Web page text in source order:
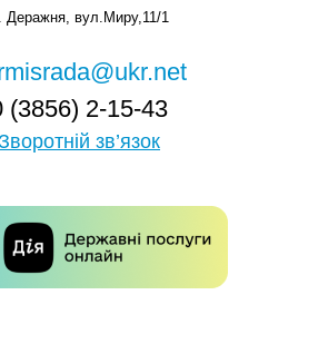
Деражня, вул.Миру,11/1
(3856) 2-15-43
зв’язок